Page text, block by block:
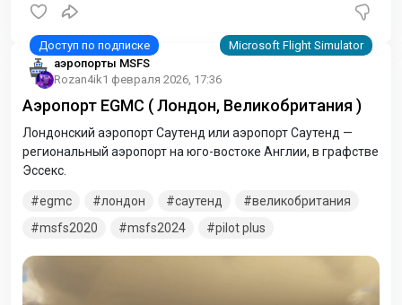
аэропорты MSFS
Rozan4ik1 февраля 2026, 17:36
Аэропорт EGMC ( Лондон, Великобритания )
Лондонский аэропорт Саутенд или аэропорт Саутенд —
региональный аэропорт на юго-востоке Англии, в графстве
Эссекс.
egmc лондон саутенд
великобритания
msfs2020
msfs2024 pilot plus